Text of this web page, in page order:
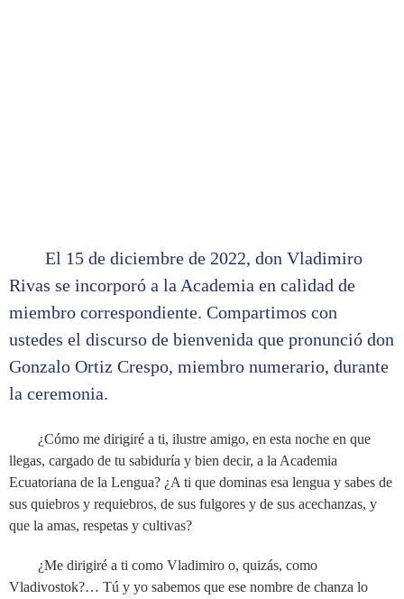
El 15 de diciembre de 2022, don Vladimiro
Rivas se incorporó a la Academia en calidad de
miembro correspondiente. Compartimos con
ustedes el discurso de bienvenida que pronunció don
Gonzalo Ortiz Crespo, miembro numerario, durante
la ceremonia.
¿Cómo me dirigiré a ti, ilustre amigo, en esta noche en que
llegas, cargado de tu sabiduría y bien decir, a la Academia
Ecuatoriana de la Lengua? ¿A ti que dominas esa lengua y sabes de
sus quiebros y requiebros, de sus fulgores y de sus acechanzas, y
que la amas, respetas y cultivas?
¿Me dirigiré a ti como Vladimiro o, quizás, como
Vladivostok?… Tú y yo sabemos que ese nombre de chanza lo